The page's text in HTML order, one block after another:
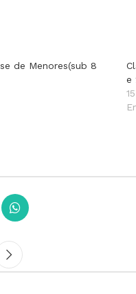
de Menores(sub 8
e